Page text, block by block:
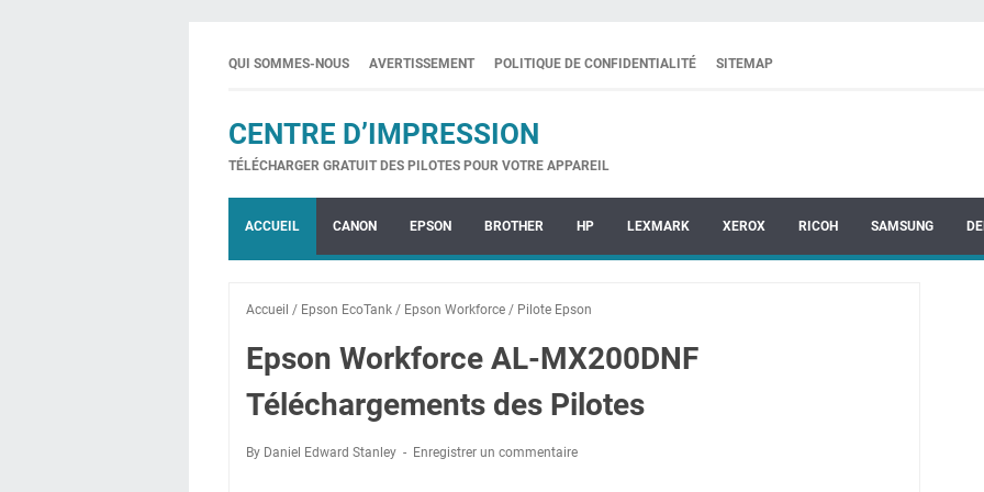
QUI SOMMES-NOUS AVERTISSEMENT POLITIQUE DE CONFIDENTIALITÉ SITEMAP
CENTRE D’IMPRESSION
TÉLÉCHARGER GRATUIT DES PILOTES POUR VOTRE APPAREIL
ACCUEIL CANON EPSON BROTHER HP LEXMARK XEROX RICOH SAMSUNG
Accueil / Epson EcoTank / Epson Workforce / Pilote Epson
Epson Workforce AL-MX200DNF
Téléchargements des Pilotes
By Daniel Edward Stanley Enregistrer un commentaire